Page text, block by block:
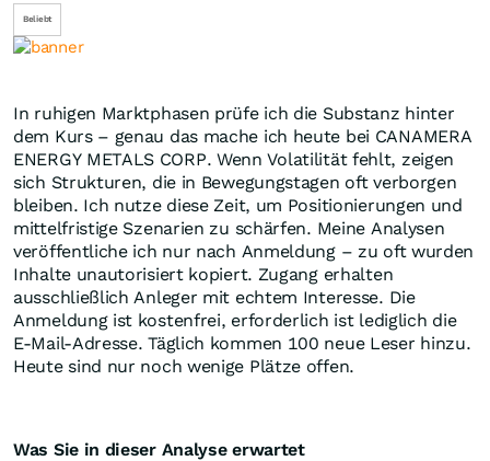
Beliebt
In ruhigen Marktphasen prüfe ich die Substanz hinter
dem Kurs – genau das mache ich heute bei CANAMERA
ENERGY METALS CORP. Wenn Volatilität fehlt, zeigen
sich Strukturen, die in Bewegungstagen oft verborgen
bleiben. Ich nutze diese Zeit, um Positionierungen und
mittelfristige Szenarien zu schärfen. Meine Analysen
veröffentliche ich nur nach Anmeldung – zu oft wurden
Inhalte unautorisiert kopiert. Zugang erhalten
ausschließlich Anleger mit echtem Interesse. Die
Anmeldung ist kostenfrei, erforderlich ist lediglich die
E-Mail-Adresse. Täglich kommen 100 neue Leser hinzu.
Heute sind nur noch wenige Plätze offen.
Was Sie in dieser Analyse erwartet